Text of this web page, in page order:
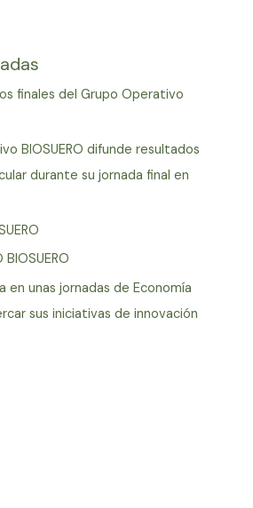
finales del Grupo Operativo
BIOSUERO difunde resultados
durante su jornada final en
en unas jornadas de Economía
sus iniciativas de innovación